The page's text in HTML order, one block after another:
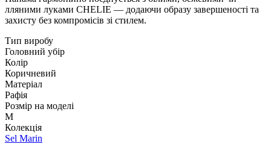
лляними луками CHELIE — додаючи образу завершеності та
захисту без компромісів зі стилем.
Тип виробу
Головний убір
Колір
Коричневий
Матеріал
Рафія
Розмір на моделі
M
Колекція
Sel Marin